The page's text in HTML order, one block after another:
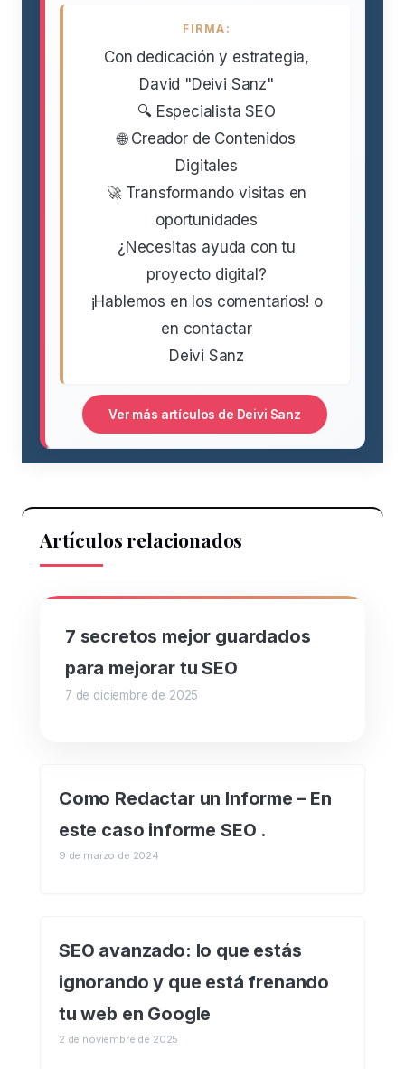
FIRMA:
Con dedicación y estrategia,
David "Deivi Sanz"
🔍 Especialista SEO
🌐 Creador de Contenidos
Digitales
🚀 Transformando visitas en
oportunidades
¿Necesitas ayuda con tu
proyecto digital?
¡Hablemos en los comentarios! o
en contactar
Deivi Sanz
Ver más artículos de Deivi Sanz
Artículos relacionados
7 secretos mejor guardados
para mejorar tu SEO
7 de diciembre de 2025
Como Redactar un Informe – En
este caso informe SEO .
9 de marzo de 2024
SEO avanzado: lo que estás
ignorando y que está frenando
tu web en Google
2 de noviembre de 2025